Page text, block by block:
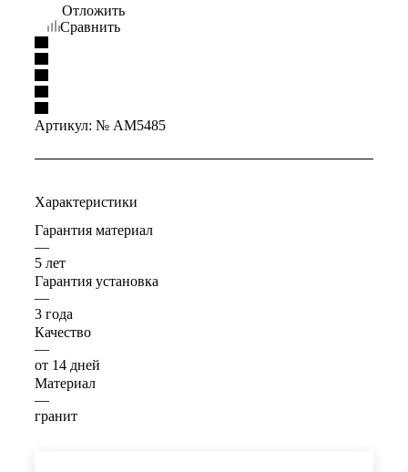
Отложить
Сравнить
Артикул: № AM5485
Характеристики
Гарантия материал
—
5 лет
Гарантия установка
—
3 года
Качество
—
от 14 дней
Материал
—
гранит